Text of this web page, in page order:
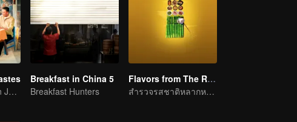
Flavor Exploration Journey of Chen Xiaoqing
Breakfast in China 5
Breakfast Hunters
Flavors from The River
สำรวจรสชาติหลากหลายริมแม่น้ำจื่อ